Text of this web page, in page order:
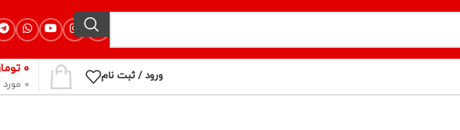
ورود / ثبت نام
0 مورد
۰